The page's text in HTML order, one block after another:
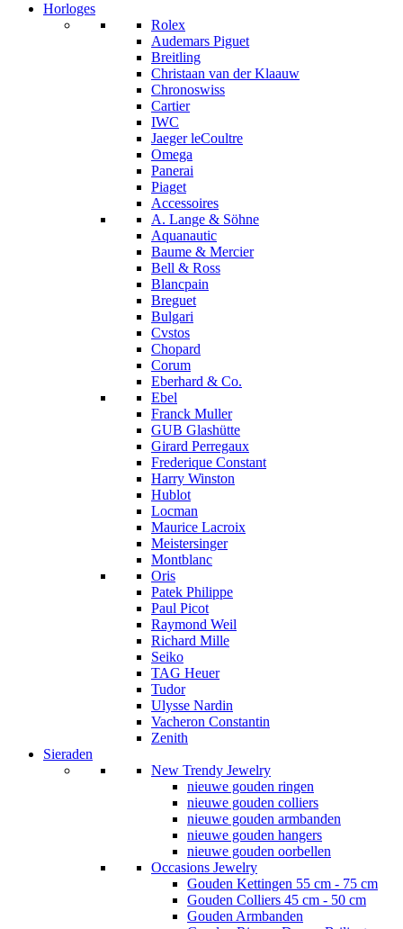
Horloges
Rolex
Audemars Piguet
Breitling
Christaan van der Klaauw
Chronoswiss
Cartier
IWC
Jaeger leCoultre
Omega
Panerai
Piaget
Accessoires
A. Lange & Söhne
Aquanautic
Baume & Mercier
Bell & Ross
Blancpain
Breguet
Bulgari
Cvstos
Chopard
Corum
Eberhard & Co.
Ebel
Franck Muller
GUB Glashütte
Girard Perregaux
Frederique Constant
Harry Winston
Hublot
Locman
Maurice Lacroix
Meistersinger
Montblanc
Oris
Patek Philippe
Paul Picot
Raymond Weil
Richard Mille
Seiko
TAG Heuer
Tudor
Ulysse Nardin
Vacheron Constantin
Zenith
Sieraden
New Trendy Jewelry
nieuwe gouden ringen
nieuwe gouden colliers
nieuwe gouden armbanden
nieuwe gouden hangers
nieuwe gouden oorbellen
Occasions Jewelry
Gouden Kettingen 55 cm - 75 cm
Gouden Colliers 45 cm - 50 cm
Gouden Armbanden